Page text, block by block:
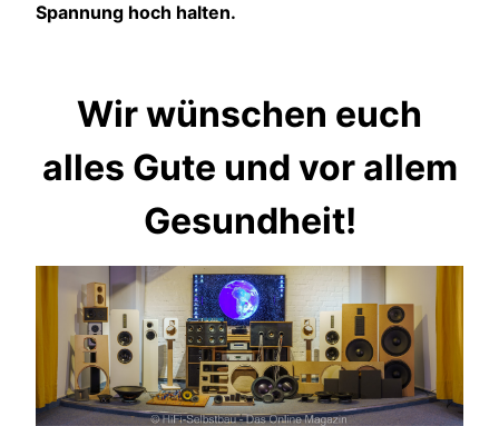
Spannung hoch halten.
Wir wünschen euch
alles Gute und vor allem
Gesundheit!